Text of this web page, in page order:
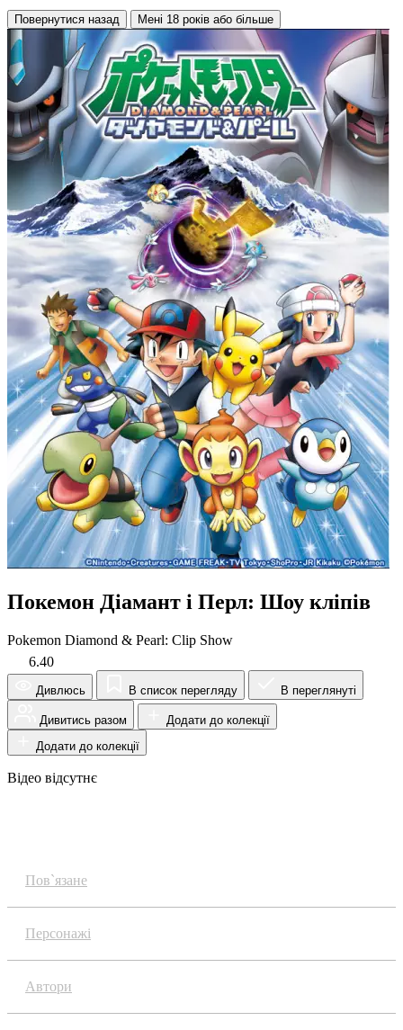
Повернутися назад Мені 18 років або більше
Покемон Діамант і Перл: Шоу кліпів
Pokemon Diamond & Pearl: Clip Show
6.40
Дивлюсь В список перегляду В переглянуті
Дивитись разом
Додати до колекції
Додати до колекції
Відео відсутнє
Пов`язане
Персонажі
Автори